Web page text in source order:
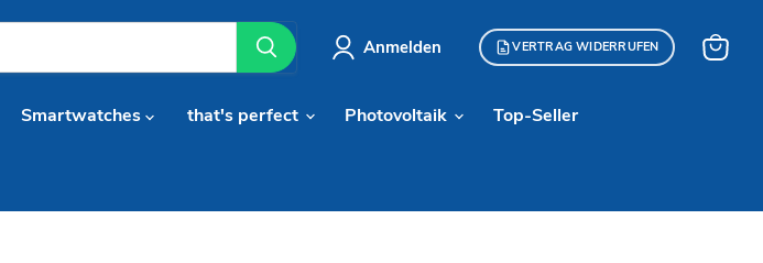
Anmelden VERTRAG WIDERRUFEN
Smartwatches that's perfect Photovoltaik Top-Seller